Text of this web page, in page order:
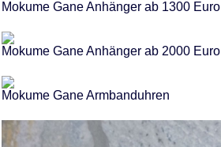
Mokume Gane Anhänger ab 1300 Euro
Mokume Gane Anhänger ab 2000 Euro
Mokume Gane Armbanduhren